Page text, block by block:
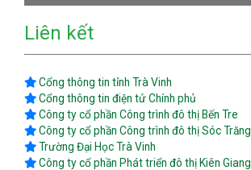
Liên kết
Cổng thông tin tỉnh Trà Vinh
Cổng thông tin điện tử Chính phủ
Công ty cổ phần Công trình đô thị Bến Tre
Công ty cổ phần Công trình đô thị Sóc Trăng
Trường Đại Học Trà Vinh
Công ty cổ phần Phát triển đô thị Kiên Giang